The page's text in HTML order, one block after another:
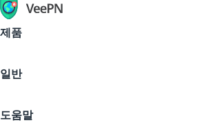
제품
VPN for macOS
iOS VPN
일반
VPN 다운로드
도움말